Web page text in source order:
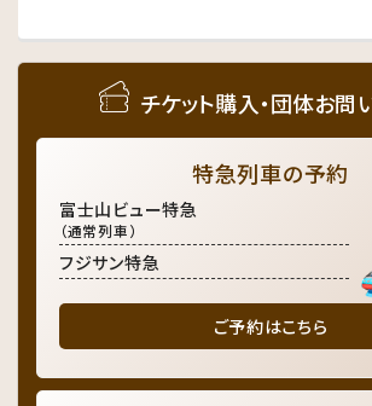
チケット購入・団体お問
特急列車の予約
富士山ビュー特急
（通常列車）
フジサン特急
ご予約はこちら